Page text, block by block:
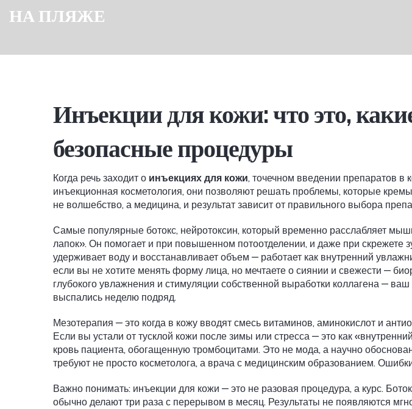
НА ПЛЯЖЕ
Инъекции для кожи: что это,
безопасные процедуры
Когда речь заходит о инъекциях для кожи, точечном введении препаратов в
инъекционная косметология, они позволяют решать проблемы, которые
не волшебство, а медицина, и результат зависит от правильного выбора
Самые популярные ботокс, нейротоксин, который временно расслабляет
лапок». Он помогает и при повышенном потоотделении, и даже при скрежете
удерживает воду и восстанавливает объем — работает как внутренний
если вы не хотите менять форму лица, но мечтаете о сиянии и свежести —
глубокого увлажнения и стимуляции собственной выработки коллагена — ваш
выспались неделю подряд.
Мезотерапия — это когда в кожу вводят смесь витаминов, аминокислот и
Если вы устали от тусклой кожи после зимы или стресса — это как
кровь пациента, обогащенную тромбоцитами. Это не мода, а научно
требуют не просто косметолога, а врача с медицинским образованием.
Важно понимать: инъекции для кожи — это не разовая процедура, а курс.
обычно делают три раза с перерывом в месяц. Результаты не появляются